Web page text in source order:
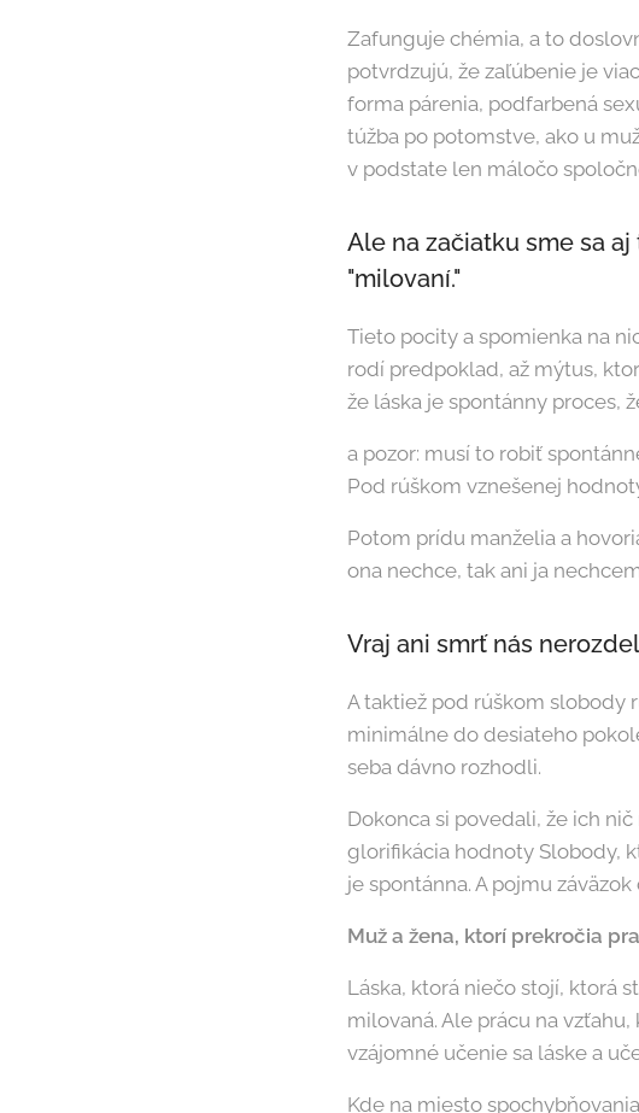
Zafunguje chémia, a to
potvrdzujú, že zaľúbenie je
forma párenia, podfarbená
túžba po potomstve, ako u
v podstate len máločo
Ale na začiatku sme sa
"milovaní."
Tieto pocity a spomienka na
rodí predpoklad, až mýtus,
že láska je spontánny proces,
a pozor: musí to robiť
Pod rúškom vznešenej
Potom prídu manželia a
ona nechce, tak ani ja
Vraj ani smrť nás
A taktiež pod rúškom slobody
minimálne do desiateho
seba dávno rozhodli.
Dokonca si povedali, že ich
glorifikácia hodnoty Slobody,
je spontánna. A pojmu
Muž a žena, ktorí prekročia
Láska, ktorá niečo stojí, ktorá
milovaná. Ale prácu na
vzájomné učenie sa láske a
Kde na miesto